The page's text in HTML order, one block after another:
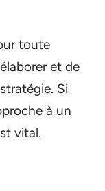
toute
et de
Si
à un
vital.